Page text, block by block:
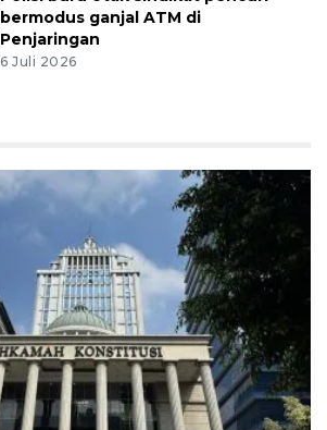
bermodus ganjal ATM di
Penjaringan
6 Juli 2026